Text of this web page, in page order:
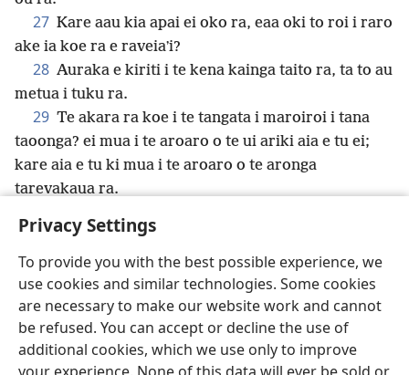
Privacy Settings
To provide you with the best possible experience, we
use cookies and similar technologies. Some cookies
are necessary to make our website work and cannot
be refused. You can accept or decline the use of
additional cookies, which we use only to improve
27 Kare aau kia apai ei oko ra, eaa oki to roi i raro
ake ia koe ra e raveiaʼi?
28 Auraka e kiriti i te kena kainga taito ra, ta to au
metua i tuku ra.
29 Te akara ra koe i te tangata i maroiroi i tana
taoonga? ei mua i te aroaro o te ui ariki aia e tu ei;
kare aia e tu ki mua i te aroaro o te aronga
tarevakaua ra.
Kuki Airani Akaari ki Etai Ke Taau e Inangaro
Copyright© 2026 Watch Tower Bible and Tract Society of Pennsylvania
Ture no te Taangaanga Anga i te Web Site
Ture Akamanaia
Privacy Settings
JW.ORG Aere ki Roto